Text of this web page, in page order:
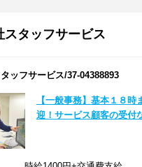
スタッフサービス
ッフサービス/37-04388893
【一般事務】基本１８時
迎！サービス顧客の受付